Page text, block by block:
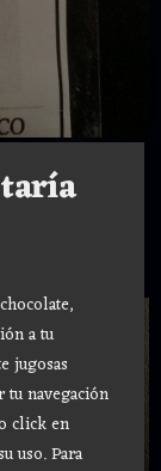
a tu
jugosas
tu navegación
click en
uso.Para